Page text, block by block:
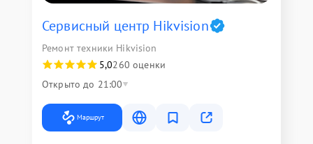
Сервисный центр Hikvision
Ремонт техники Hikvision
5,0260 оценки
Открыто до 21:00
Маршрут